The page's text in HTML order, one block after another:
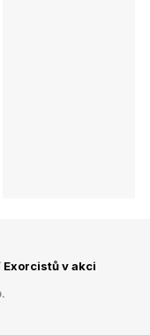
v akci